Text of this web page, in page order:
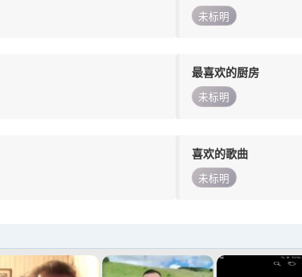
未标明
最喜欢的厨房
未标明
喜欢的歌曲
未标明